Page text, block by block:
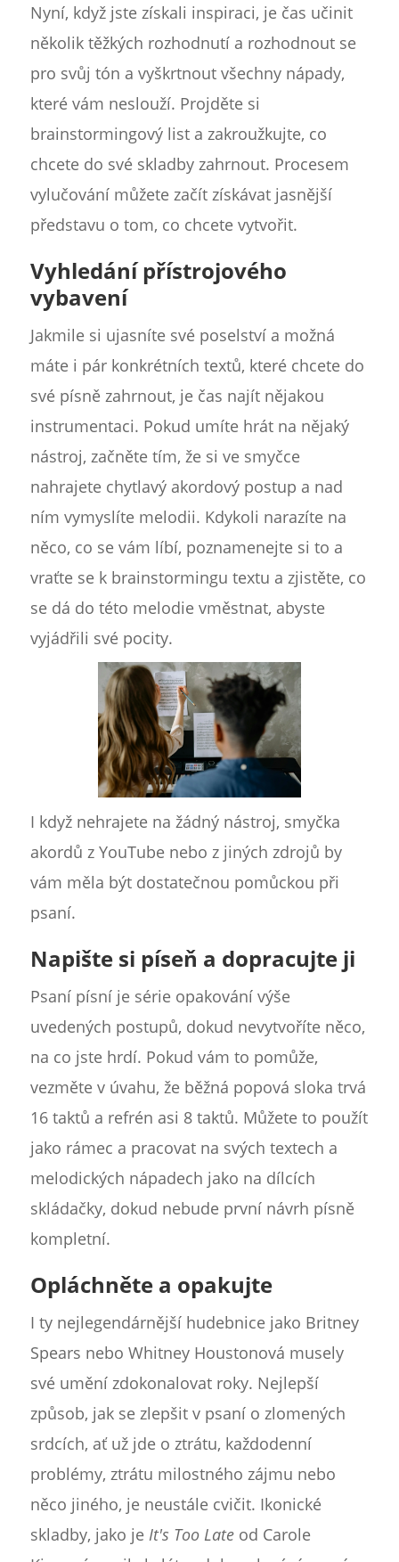
Nyní, když jste získali inspiraci, je čas učinit
několik těžkých rozhodnutí a rozhodnout se
pro svůj tón a vyškrtnout všechny nápady,
které vám neslouží. Projděte si
brainstormingový list a zakroužkujte, co
chcete do své skladby zahrnout. Procesem
vylučování můžete začít získávat jasnější
představu o tom, co chcete vytvořit.
Vyhledání přístrojového
vybavení
Jakmile si ujasníte své poselství a možná
máte i pár konkrétních textů, které chcete do
své písně zahrnout, je čas najít nějakou
instrumentaci. Pokud umíte hrát na nějaký
nástroj, začněte tím, že si ve smyčce
nahrajete chytlavý akordový postup a nad
ním vymyslíte melodii. Kdykoli narazíte na
něco, co se vám líbí, poznamenejte si to a
vraťte se k brainstormingu textu a zjistěte, co
se dá do této melodie vměstnat, abyste
vyjádřili své pocity.
I když nehrajete na žádný nástroj, smyčka
akordů z YouTube nebo z jiných zdrojů by
vám měla být dostatečnou pomůckou při
psaní.
Napište si píseň a dopracujte ji
Psaní písní je série opakování výše
uvedených postupů, dokud nevytvoříte něco,
na co jste hrdí. Pokud vám to pomůže,
vezměte v úvahu, že běžná popová sloka trvá
16 taktů a refrén asi 8 taktů. Můžete to použít
jako rámec a pracovat na svých textech a
melodických nápadech jako na dílcích
skládačky, dokud nebude první návrh písně
kompletní.
Opláchněte a opakujte
I ty nejlegendárnější hudebnice jako Britney
Spears nebo Whitney Houstonová musely
své umění zdokonalovat roky. Nejlepší
způsob, jak se zlepšit v psaní o zlomených
srdcích, ať už jde o ztrátu, každodenní
problémy, ztrátu milostného zájmu nebo
něco jiného, je neustále cvičit. Ikonické
skladby, jako je It's Too Lateod Carole